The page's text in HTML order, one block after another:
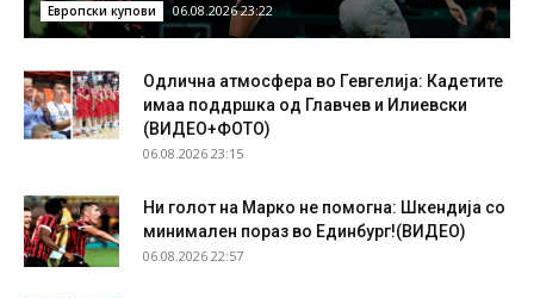
Европски купови 06.08.2026 23:22
Одлична атмосфера во Гевгелија: Кадетите
имаа поддршка од Главчев и Илиевски
(ВИДЕО+ФОТО)
06.08.2026 23:15
Ни голот на Марко не помогна: Шкендија со
минимален пораз во Единбург!(ВИДЕО)
06.08.2026 22:57